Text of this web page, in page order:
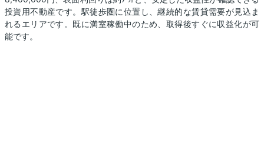
投資用不動産です。駅徒歩圏に位置し、継続的な賃貸需要が見込ま
れるエリアです。既に満室稼働中のため、取得後すぐに収益化が可
能です。